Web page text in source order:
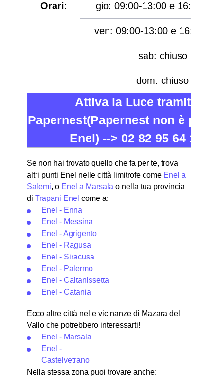
Attiva la Luce tramite
Papernest(Papernest non è
Enel) --> 02 82 95 64 12
Orari: gio: 09:00-13:00 e 16:00-
ven: 09:00-13:00 e 16:00-
sab: chiuso
dom: chiuso
Se non hai trovato quello che fa per te, trova
altri punti Enel nelle città limitrofe come Enel a
Salemi, o Enel a Marsala o nella tua provincia
di Trapani Enel come a:
Enel - Enna
Enel - Messina
Enel - Agrigento
Enel - Ragusa
Enel - Siracusa
Enel - Palermo
Enel - Caltanissetta
Enel - Catania
Ecco altre città nelle vicinanze di Mazara del
Vallo che potrebbero interessarti!
Enel - Marsala
Enel -
Castelvetrano
Nella stessa zona puoi trovare anche: